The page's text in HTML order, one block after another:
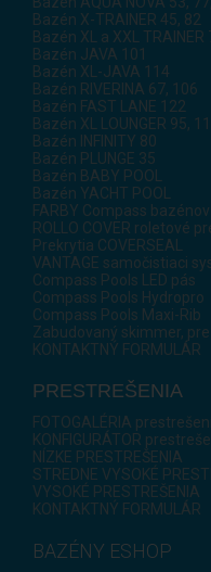
Bazén X-TRAINER 45, 82
Bazén XL a XXL
Bazén JAVA 101
Bazén XL-JAVA 114
Bazén RIVERINA 67, 106
Bazén FAST LANE 122
Bazén XL LOUNGER 95,
Bazén INFINITY 80
Bazén PLUNGE 35
Bazén BABY POOL
Bazén YACHT POOL
FARBY Compass bazénov
ROLLO COVER roletové
Prekrytia COVERSEAL
VANTAGE samočistiaci
Compass Pools LED pás
Compass Pools Hydropro
Compass Pools Maxi-Rib
Zabudovaný skimmer,
KONTAKTNÝ FORMULÁR
PRESTREŠENIA
FOTOGALÉRIA
KONFIGURÁTOR
NÍZKE PRESTREŠENIA
STREDNE VYSOKÉ
VYSOKÉ PRESTREŠENIA
KONTAKTNÝ FORMULÁR
BAZÉNY ESHOP